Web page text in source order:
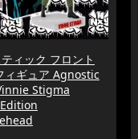
ィック フロント
ィギュア Agnostic
Stigma